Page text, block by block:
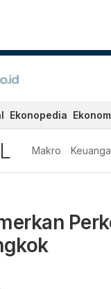
Ekonopedia
Makro